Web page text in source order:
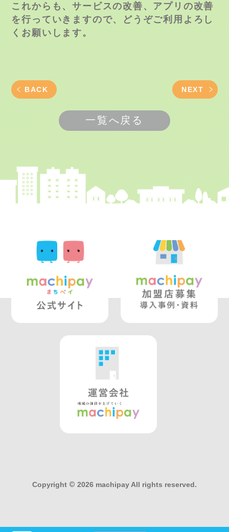
これからも、サービスの改善、アプリの改善
を行っていきますので、どうぞご利用よろし
くお願いします。
BACK NEXT
一覧へ戻る
Copyright © 2026 machipay All rights reserved.